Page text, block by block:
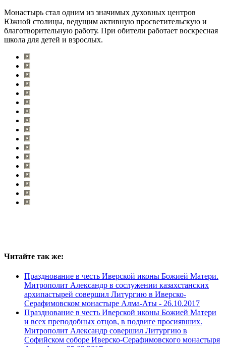
Монастырь стал одним из значимых духовных центров
Южной столицы, ведущим активную просветительскую и
благотворительную работу. При обители работает воскресная
школа для детей и взрослых.
Читайте так же:
Празднование в честь Иверской иконы Божией Матери.
Митрополит Александр в сослужении казахстанских
архипастырей совершил Литургию в Иверско-
Серафимовском монастыре Алма-Аты - 26.10.2017
Празднование в честь Иверской иконы Божией Матери
и всех преподобных отцов, в подвиге просиявших.
Митрополит Александр совершил Литургию в
Софийском соборе Иверско-Серафимовского монастыря